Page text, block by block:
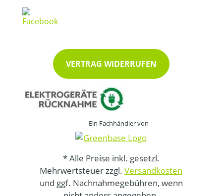
VERTRAG WIDERRUFEN
Ein Fachhändler von
* Alle Preise inkl. gesetzl.
Mehrwertsteuer zzgl. Versandkosten
und ggf. Nachnahmegebühren, wenn